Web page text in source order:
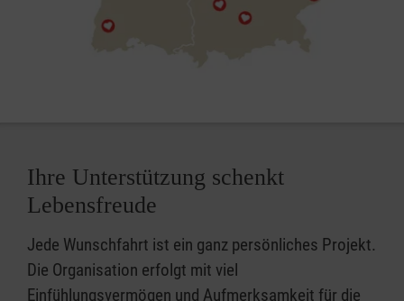
Ihre Unterstützung schenkt
Lebensfreude
Jede Wunschfahrt ist ein ganz persönliches Projekt.
Die Organisation erfolgt mit viel
Einfühlungsvermögen und Aufmerksamkeit für die